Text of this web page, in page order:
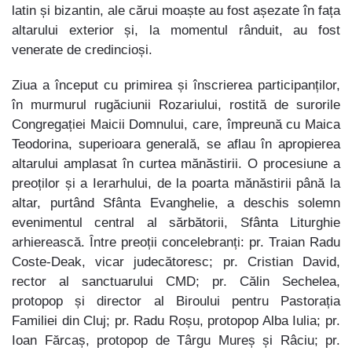
latin și bizantin, ale cărui moaște au fost așezate în fața
altarului exterior și, la momentul rânduit, au fost
venerate de credincioși.
Ziua a început cu primirea și înscrierea participanților,
în murmurul rugăciunii Rozariului, rostită de surorile
Congregației Maicii Domnului, care, împreună cu Maica
Teodorina, superioara generală, se aflau în apropierea
altarului amplasat în curtea mănăstirii. O procesiune a
preoților și a Ierarhului, de la poarta mănăstirii până la
altar, purtând Sfânta Evanghelie, a deschis solemn
evenimentul central al sărbătorii, Sfânta Liturghie
arhierească. Între preoții concelebranți: pr. Traian Radu
Coste-Deak, vicar judecătoresc; pr. Cristian David,
rector al sanctuarului CMD; pr. Călin Sechelea,
protopop și director al Biroului pentru Pastorația
Familiei din Cluj; pr. Radu Roșu, protopop Alba Iulia; pr.
Ioan Fărcaș, protopop de Târgu Mureș și Râciu; pr.